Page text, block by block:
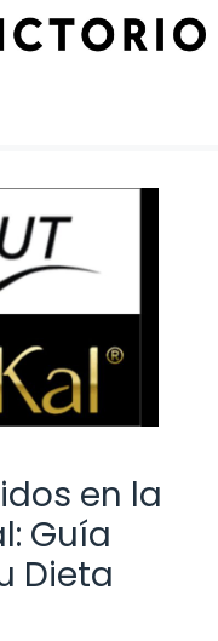
en la
Guía
Dieta